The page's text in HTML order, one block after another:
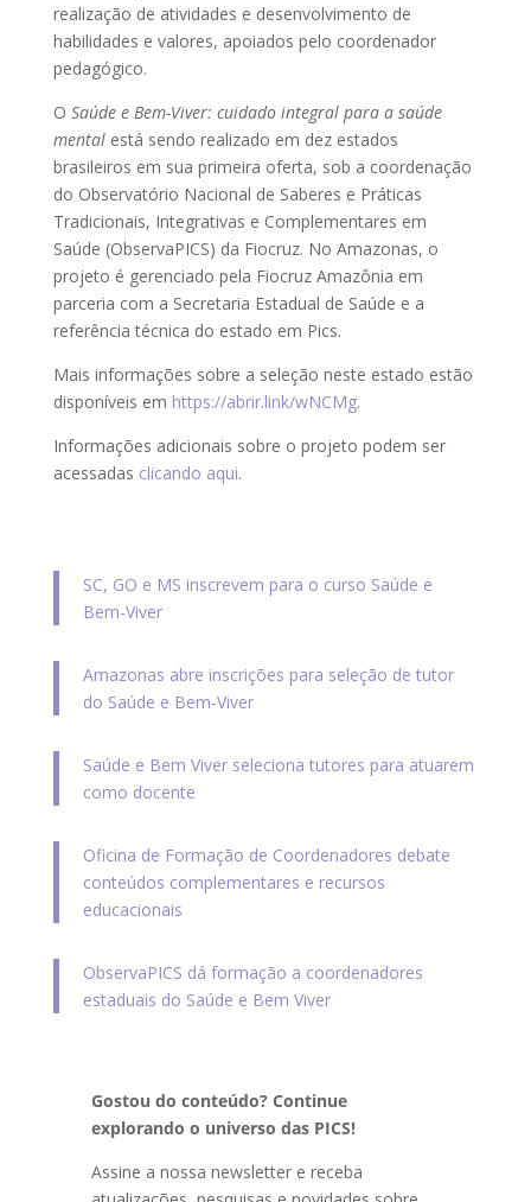
realização de atividades e desenvolvimento de
habilidades e valores, apoiados pelo coordenador
pedagógico.
O Saúde e Bem-Viver: cuidado integral para a saúde
mentalestá sendo realizado em dez estados
brasileiros em sua primeira oferta, sob a coordenação
do Observatório Nacional de Saberes e Práticas
Tradicionais, Integrativas e Complementares em
Saúde (ObservaPICS) da Fiocruz. No Amazonas, o
projeto é gerenciado pela Fiocruz Amazônia em
parceria com a Secretaria Estadual de Saúde e a
referência técnica do estado em Pics.
Mais informações sobre a seleção neste estado estão
disponíveis em https://abrir.link/wNCMg.
Informações adicionais sobre o projeto podem ser
acessadas clicando aqui.
SC, GO e MS inscrevem para o curso Saúde e
Bem-Viver
Amazonas abre inscrições para seleção de tutor
do Saúde e Bem-Viver
Saúde e Bem Viver seleciona tutores para atuarem
como docente
Oficina de Formação de Coordenadores debate
conteúdos complementares e recursos
educacionais
ObservaPICS dá formação a coordenadores
estaduais do Saúde e Bem Viver
Gostou do conteúdo? Continue
explorando o universo das PICS!
Assine a nossa newsletter e receba